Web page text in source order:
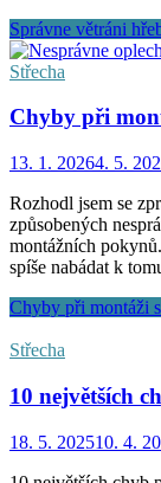
Správne větráni
Střecha
Chyby při
13. 1. 20264. 5.
Rozhodl jsem se
způsobených
montážních
spíše nabádat k
Chyby při montáži
Střecha
10 největších
18. 5. 202510. 4.